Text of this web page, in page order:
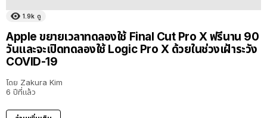
1.9k ดู
Apple ขยายเวลาทดลองใช้ Final Cut Pro X ฟรีนาน 90
วันและจะเปิดทดลองใช้ Logic Pro X ด้วยในช่วงเฝ้าระวัง
COVID-19
โดย Zakura Kim
6 ปีที่แล้ว